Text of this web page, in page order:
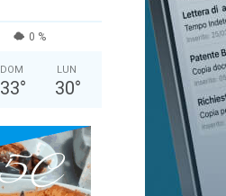
0 %
DOM
33°
LUN
30°